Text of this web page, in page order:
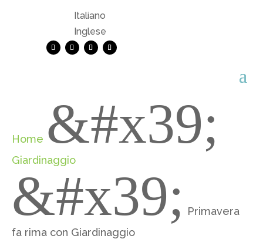
Italiano
Inglese
Home &#x39;
Giardinaggio
&#x39;
Primavera
fa rima con Giardinaggio